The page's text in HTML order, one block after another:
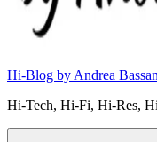
Hi-Blog by Andrea
Hi-Tech, Hi-Fi, Hi-Res,